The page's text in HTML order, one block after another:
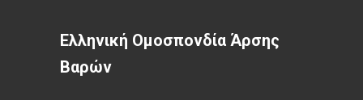
Ελληνική Ομοσπονδία Άρσης
Βαρών